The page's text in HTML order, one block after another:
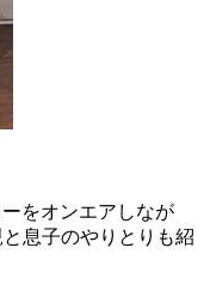
をオンエアしなが
息子のやりとりも紹